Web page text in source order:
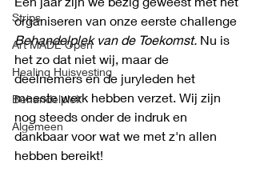
Strips
Art MADE Open
Healing Huisvesting
Behandelplek
Algemeen
organiseren van onze eerste challenge
Behandelplek van de Toekomst. Nu is
het zo dat niet wij, maar de
deelnemers en de juryleden het
meeste werk hebben verzet. Wij zijn
nog steeds onder de indruk en
dankbaar voor wat we met z'n allen
hebben bereikt!